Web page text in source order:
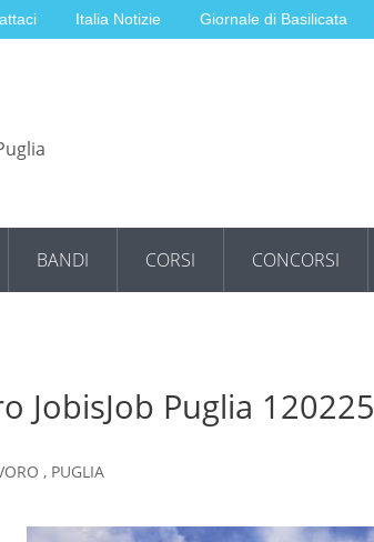
Italia Notizie Giornale di Basilicata
BANDI CORSI CONCORSI
JobisJob Puglia 120225
, PUGLIA